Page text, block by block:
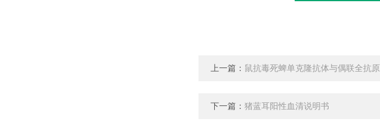
上一篇： 鼠抗毒死蜱单克隆抗体与偶联全抗原
下一篇： 猪蓝耳阳性血清说明书